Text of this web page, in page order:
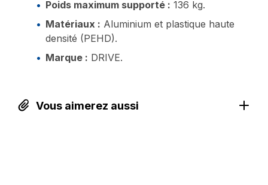
Poids maximum supporté : 136 kg.
Matériaux : Aluminium et plastique haute
densité (PEHD).
Marque : DRIVE.
Vous aimerez aussi